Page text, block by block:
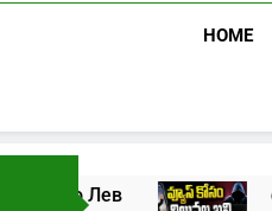
HOME